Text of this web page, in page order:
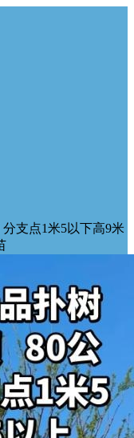
支点1米5以下高9米